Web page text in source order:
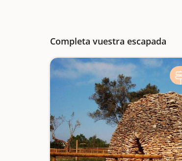
Completa vuestra escapada